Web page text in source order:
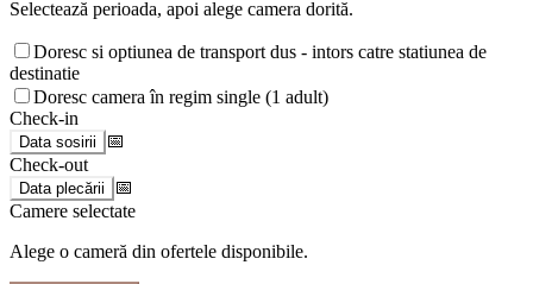
Selectează perioada, apoi alege camera dorită.
Doresc si optiunea de transport dus - intors catre statiunea de
destinatie
Doresc camera în regim single (1 adult)
Check-in
Data sosirii
📅
Check-out
Data plecării
📅
Camere selectate
Alege o cameră din ofertele disponibile.